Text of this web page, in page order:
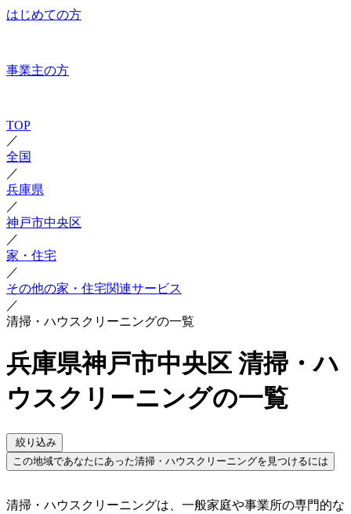
はじめての方
事業主の方
TOP
／
全国
／
兵庫県
／
神戸市中央区
／
家・住宅
／
その他の家・住宅関連サービス
／
清掃・ハウスクリーニングの一覧
兵庫県神戸市中央区 清掃・ハ
ウスクリーニングの一覧
絞り込み
この地域であなたにあった清掃・ハウスクリーニングを見つけるには
清掃・ハウスクリーニングは、一般家庭や事業所の専門的な